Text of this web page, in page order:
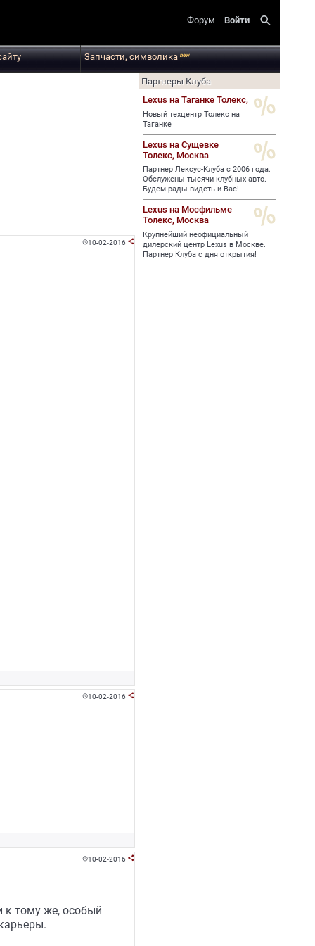
Форум Войти search
Запчасти, символикаnew
10-02-2016 
10-02-2016 
10-02-2016 
к тому же, особый
Партнеры Клуба
Lexus на Таганке Толекс,
Новый техцентр Толекс на
Таганке
Lexus на Сущевке
Толекс, Москва
Партнер Лексус-Клуба с 2006 года.
Обслужены тысячи клубных авто.
Будем рады видеть и Вас!
Lexus на Мосфильме
Толекс, Москва
Крупнейший неофициальный
дилерский центр Lexus в Москве.
Партнер Клуба с дня открытия!